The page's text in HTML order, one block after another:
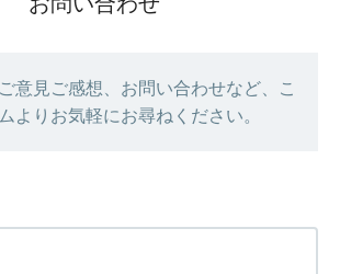
意見ご感想、お問い合わせなど、こ
よりお気軽にお尋ねください。